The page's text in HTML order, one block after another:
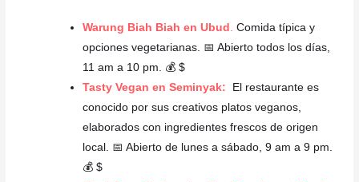
Warung Biah Biah en Ubud Comida típica y
opciones vegetarianas. 📅 Abierto todos los días,
11 am a 10 pm. 💰 $
Tasty Vegan en Seminyak: El restaurante es
conocido por sus creativos platos veganos,
elaborados con ingredientes frescos de origen
local. 📅 Abierto de lunes a sábado, 9 am a 9 pm.
💰 $